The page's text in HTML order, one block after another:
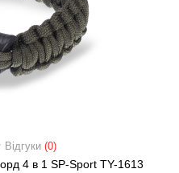
Відгуки (0)
4 в 1 SP-Sport TY-1613